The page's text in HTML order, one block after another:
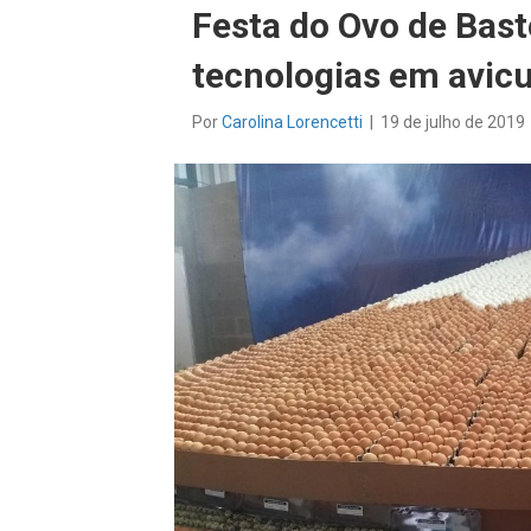
Festa do Ovo de
tecnologias em
PorCarolina Lorencetti 19 de julho de 2019